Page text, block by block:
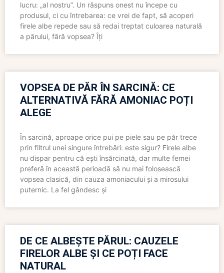
lucru: „al nostru”. Un răspuns onest nu începe cu
produsul, ci cu întrebarea: ce vrei de fapt, să acoperi
firele albe repede sau să redai treptat culoarea naturală
a părului, fără vopsea? Îți
VOPSEA DE PĂR ÎN SARCINĂ: CE
ALTERNATIVĂ FĂRĂ AMONIAC POȚI
ALEGE
În sarcină, aproape orice pui pe piele sau pe păr trece
prin filtrul unei singure întrebări: este sigur? Firele albe
nu dispar pentru că ești însărcinată, dar multe femei
preferă în această perioadă să nu mai folosească
vopsea clasică, din cauza amoniacului și a mirosului
puternic. La fel gândesc și
DE CE ALBEȘTE PĂRUL: CAUZELE
FIRELOR ALBE ȘI CE POȚI FACE
NATURAL